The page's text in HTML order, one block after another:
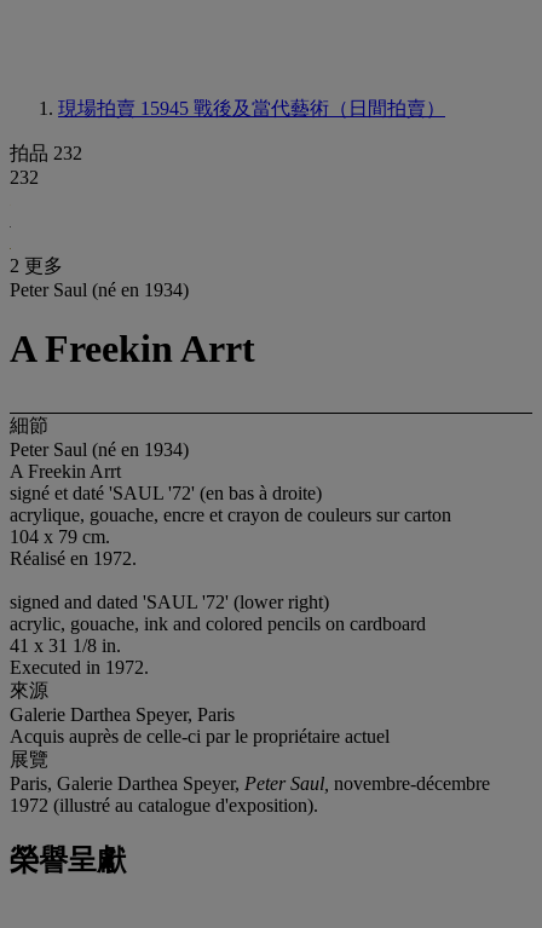
現場拍賣 15945 戰後及當代藝術（日間拍賣）
拍品 232
232
2 更多
Peter Saul (né en 1934)
A Freekin Arrt
細節
Peter Saul (né en 1934)
A Freekin Arrt
signé et daté 'SAUL '72' (en bas à droite)
acrylique, gouache, encre et crayon de couleurs sur carton
104 x 79 cm.
Réalisé en 1972.
signed and dated 'SAUL '72' (lower right)
acrylic, gouache, ink and colored pencils on cardboard
41 x 31 1/8 in.
Executed in 1972.
來源
Galerie Darthea Speyer, Paris
Acquis auprès de celle-ci par le propriétaire actuel
展覽
Paris, Galerie Darthea Speyer, Peter Saul, novembre-décembre
1972 (illustré au catalogue d'exposition).
榮譽呈獻